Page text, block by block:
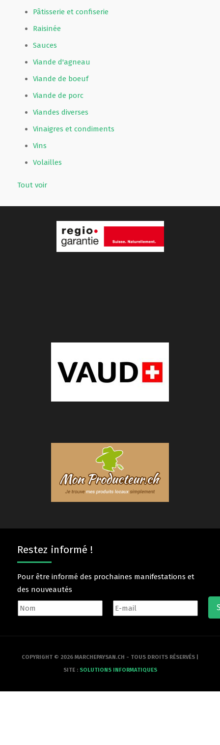
Pâtisserie et confiserie
Raisinée
Sauces
Viande d'agneau
Viande de boeuf
Viande de porc
Viandes diverses
Vinaigres et condiments
Vins
Volailles
Tout voir
Restez informé !
Pour être informé des prochaines manifestations et
des nouveautés
COPYRIGHT © 2026 MARCHEPAYSAN.CH - TOUS DROITS RÉSERVÉS |
SITE : SOLUTIONS INFORMATIQUES